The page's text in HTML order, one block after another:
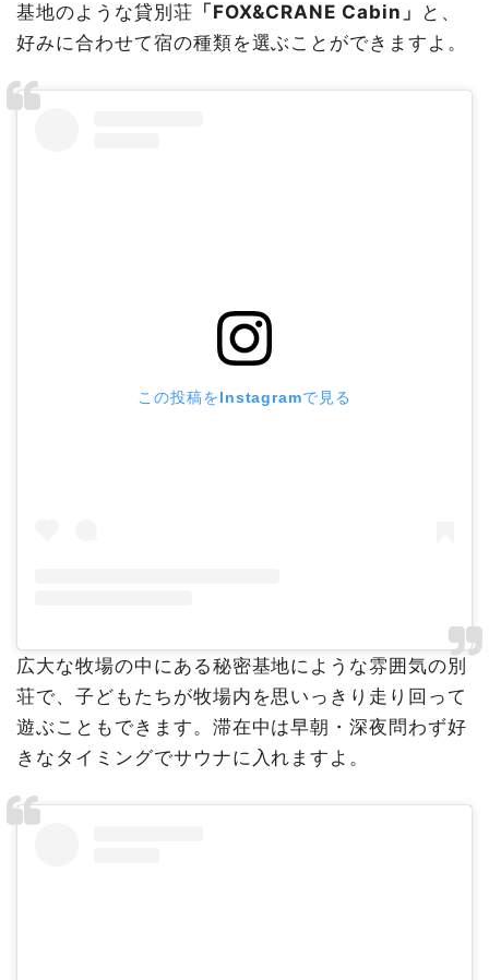
基地のような貸別荘 「FOX&CRANE Cabin」
と、
好みに合わせて宿の種類を選ぶことができますよ。
この投稿をInstagramで見る
広大な牧場の中にある秘密基地にような雰囲気の別
荘で、子どもたちが牧場内を思いっきり走り回って
遊ぶこともできます。滞在中は早朝・深夜問わず好
きなタイミングでサウナに入れますよ。